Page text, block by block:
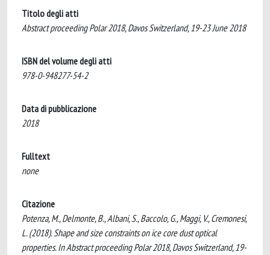
Titolo degli atti
Abstract proceeding Polar 2018, Davos Switzerland, 19-23 June 2018
ISBN del volume degli atti
978-0-948277-54-2
Data di pubblicazione
2018
Fulltext
none
Citazione
Potenza, M., Delmonte, B., Albani, S., Baccolo, G., Maggi, V., Cremonesi,
L. (2018). Shape and size constraints on ice core dust optical
properties. In Abstract proceeding Polar 2018, Davos Switzerland, 19-